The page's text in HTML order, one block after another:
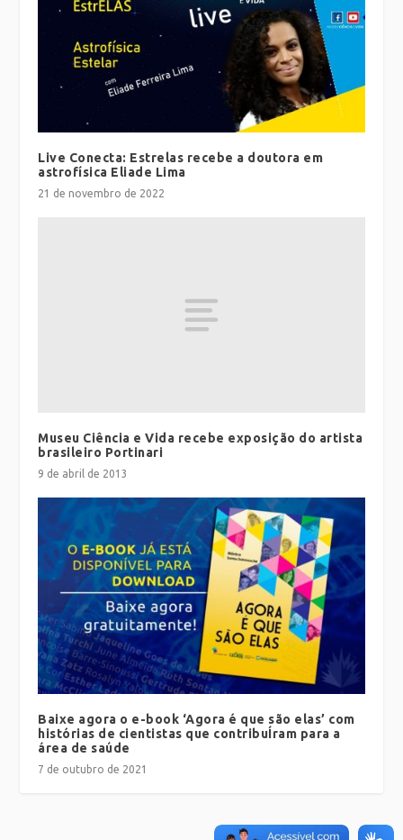
Live Conecta: Estrelas recebe a doutora em
astrofísica Eliade Lima
21 de novembro de 2022
Museu Ciência e Vida recebe exposição do artista
brasileiro Portinari
9 de abril de 2013
Baixe agora o e-book ‘Agora é que são elas’ com
histórias de cientistas que contribuÍram para a
área de saúde
7 de outubro de 2021